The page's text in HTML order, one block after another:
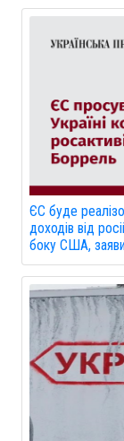
ЄС буде
доходів від
боку США,